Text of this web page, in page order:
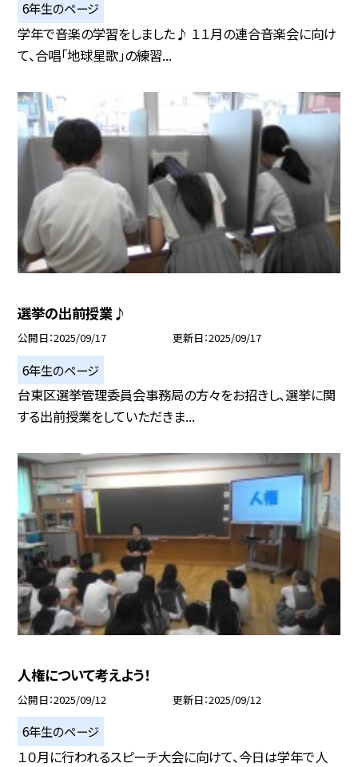
6年生のページ
学年で音楽の学習をしました♪ １１月の連合音楽会に向け
て、合唱「地球星歌」の練習...
選挙の出前授業♪
公開日 2025/09/17 更新日 2025/09/17
6年生のページ
台東区選挙管理委員会事務局の方々をお招きし、選挙に関
する出前授業をしていただきま...
人権について考えよう！
公開日 2025/09/12 更新日 2025/09/12
6年生のページ
１０月に行われるスピーチ大会に向けて、今日は学年で人